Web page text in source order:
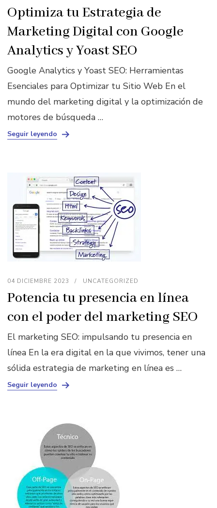
Optimiza tu Estrategia de
Marketing Digital con Google
Analytics y Yoast SEO
Google Analytics y Yoast SEO: Herramientas
Esenciales para Optimizar tu Sitio Web En el
mundo del marketing digital y la optimización de
motores de búsqueda …
Seguir leyendo
04 DICIEMBRE 2023 UNCATEGORIZED
Potencia tu presencia en línea
con el poder del marketing SEO
El marketing SEO: impulsando tu presencia en
línea En la era digital en la que vivimos, tener una
sólida estrategia de marketing en línea es …
Seguir leyendo